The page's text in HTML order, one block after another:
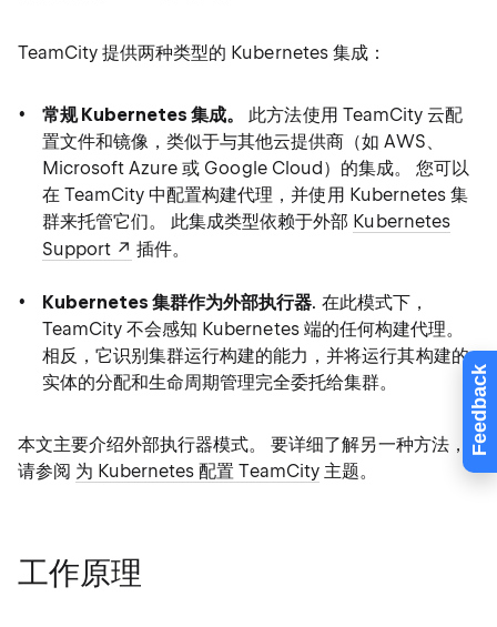
Feedback
TeamCity 提供两种类型的 Kubernetes 集成：
常规 Kubernetes 集成。
此方法使用 TeamCity 云配
置文件和镜像，类似于与其他云提供商（如 AWS、
Microsoft Azure 或 Google Cloud）的集成。 您可以
在 TeamCity 中配置构建代理，并使用 Kubernetes 集
群来托管它们。 此集成类型依赖于外部 Kubernetes
Support
插件。
Kubernetes 集群作为外部执行器. 在此模式下，
TeamCity 不会感知 Kubernetes 端的任何构建代理。
相反，它识别集群运行构建的能力，并将运行其构建的
实体的分配和生命周期管理完全委托给集群。
本文主要介绍外部执行器模式。 要详细了解另一种方法，
请参阅 为 Kubernetes 配置 TeamCity主题。
工作原理